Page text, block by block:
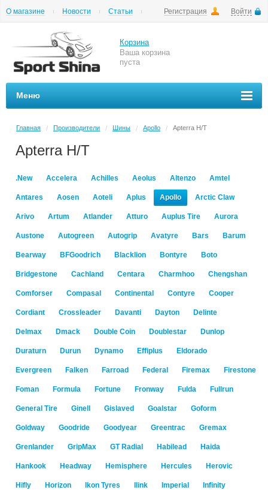
Регистрация Войти
О магазине Новости
Статьи
Корзина
Ваша корзина
пуста
Меню
Главная / Производители / Шины / Apollo / Apterra H/T
Apterra H/T
.New Accelera Achilles Aeolus Altenzo Amtel
Antares Aosen Aoteli Aplus Apollo Arctic Claw
Arivo Artum Atlander Atturo Auplus Tire Aurora
Austone Autogreen Autogrip Avatyre Bars Barum
Bearway BFGoodrich Blacklion Bontyre Boto
Bridgestone Cachland Centara Charmhoo Chengshan
Comforser Compasal Continental Contyre Cooper
Cordiant Crossleader Davanti Dayton Delinte
Delmax Dmack Double Coin Doublestar Dunlop
Duraturn Durun Dynamo Effiplus Eldorado
Evergreen Falken Farroad Federal Firemax Firestone
Foman Formula Fortune Fronway Fulda Fullrun
General Tire Ginell Gislaved Goalstar Goform
Goldway Goodride Goodyear Greentrac Gremax
Grenlander GripMax GT Radial Habilead Haida
Hankook Headway Hemisphere Hercules Herovic
Hifly Horizon Ikon Tyres Ilink Imperial Infinity